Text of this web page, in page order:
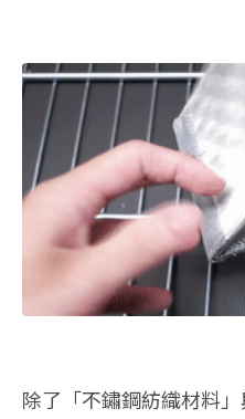
除了「不鏽鋼紡織材料